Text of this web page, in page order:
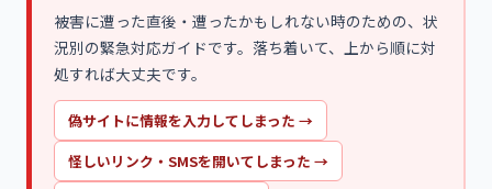
被害に遭った直後・遭ったかもしれない時のための、状
況別の緊急対応ガイドです。落ち着いて、上から順に対
処すれば大丈夫です。
偽サイトに情報を入力してしまった →
怪しいリンク・SMSを開いてしまった →